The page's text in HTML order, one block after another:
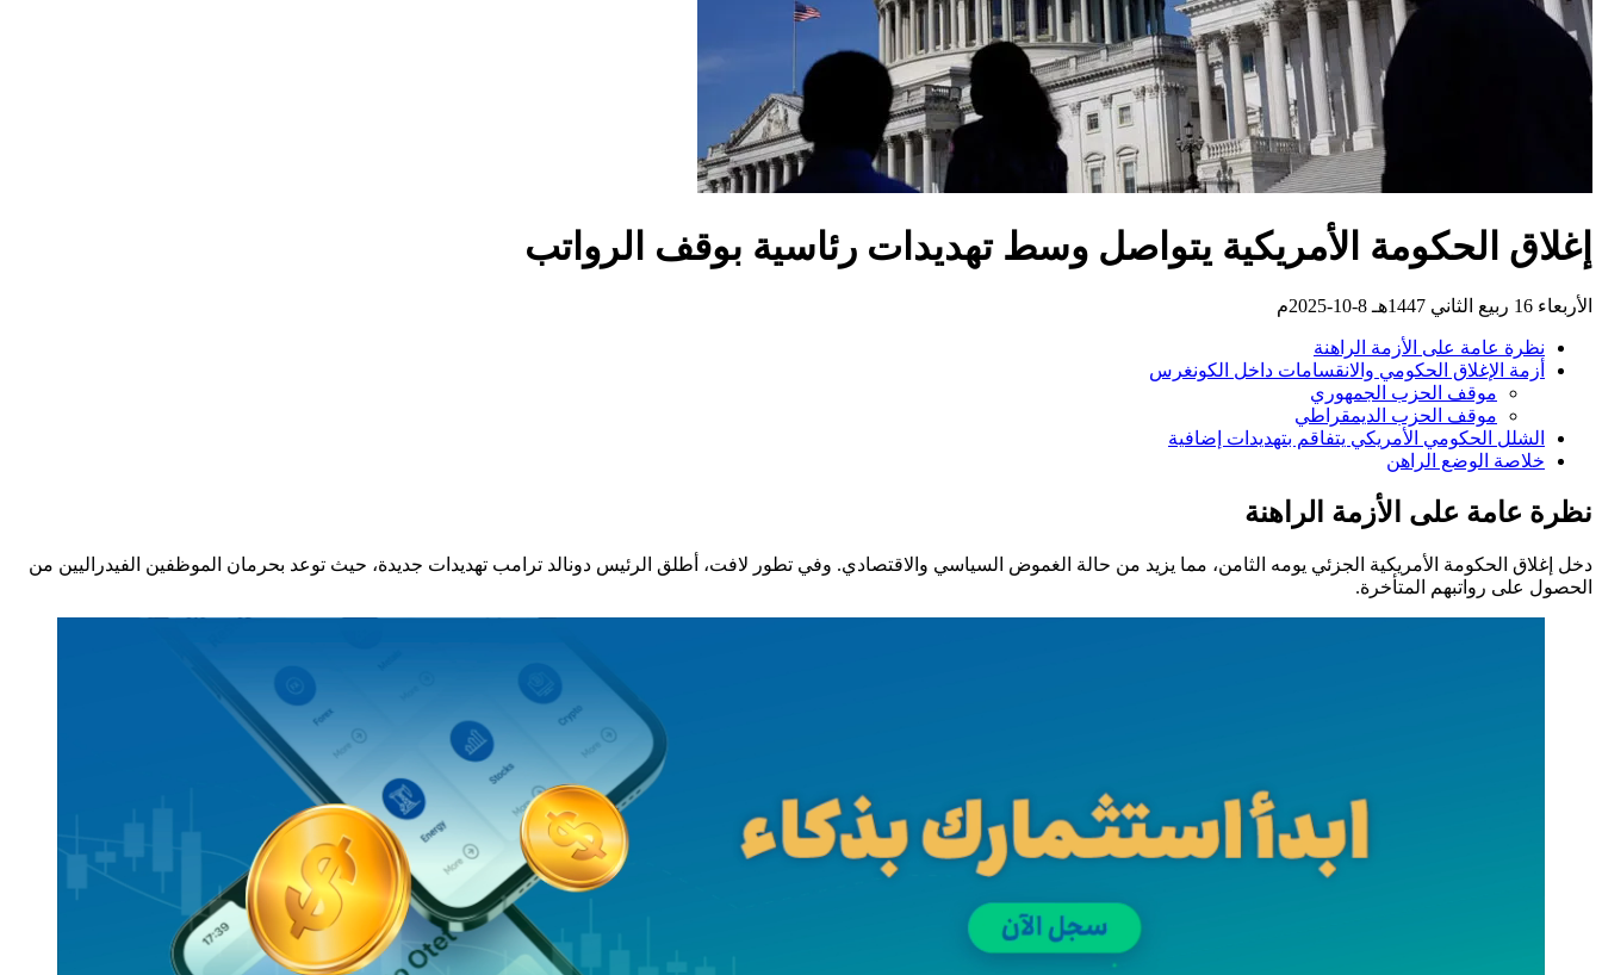
إغلاق الحكومة الأمريكية يتواصل وسط تهديدات رئاسية بوقف الرواتب
الأربعاء 16 ربيع الثاني 1447هـ 8-10-2025م
نظرة عامة على الأزمة الراهنة
أزمة الإغلاق الحكومي والانقسامات داخل الكونغرس
موقف الحزب الجمهوري
موقف الحزب الديمقراطي
الشلل الحكومي الأمريكي يتفاقم بتهديدات إضافية
خلاصة الوضع الراهن
نظرة عامة على الأزمة الراهنة
دخل إغلاق الحكومة الأمريكية الجزئي يومه الثامن، مما يزيد من حالة الغموض السياسي والاقتصادي. وفي تطور لافت، أطلق الرئيس دونالد ترامب تهديدات جديدة، حيث توعد بحرمان الموظفين الفيدراليين من
الحصول على رواتبهم المتأخرة.